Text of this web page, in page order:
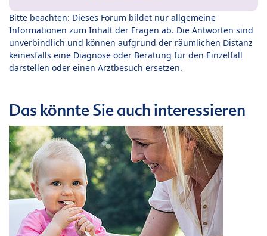
Bitte beachten: Dieses Forum bildet nur allgemeine
Informationen zum Inhalt der Fragen ab. Die Antworten sind
unverbindlich und können aufgrund der räumlichen Distanz
keinesfalls eine Diagnose oder Beratung für den Einzelfall
darstellen oder einen Arztbesuch ersetzen.
Das könnte Sie auch interessieren